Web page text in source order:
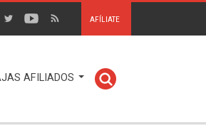
AFÍLIATE
AFILIADOS